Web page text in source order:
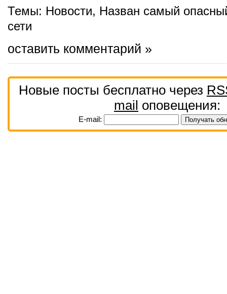
Темы: Новости, Назван самый
сети
оставить комментарий »
Новые посты бесплатно через
mail оповещения:
E-mail: